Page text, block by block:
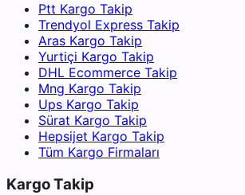
Ptt Kargo Takip
Trendyol Express Takip
Aras Kargo Takip
Yurtiçi Kargo Takip
DHL Ecommerce Takip
Mng Kargo Takip
Ups Kargo Takip
Sürat Kargo Takip
Hepsijet Kargo Takip
Tüm Kargo Firmaları
Kargo Takip